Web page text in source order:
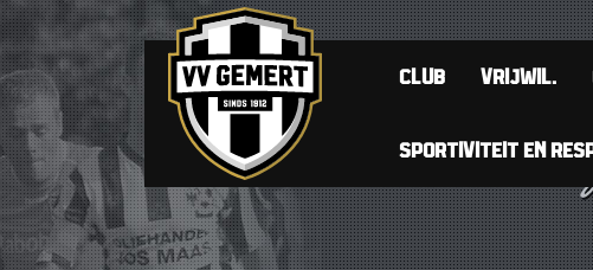
CLUB VRIJWIL.
SPORTIVITEIT EN